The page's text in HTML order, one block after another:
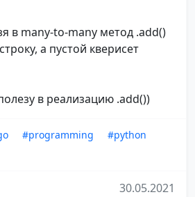
в many-to-many метод .add()
а пустой кверисет
в реализацию .add())
#programming
#python
30.05.2021